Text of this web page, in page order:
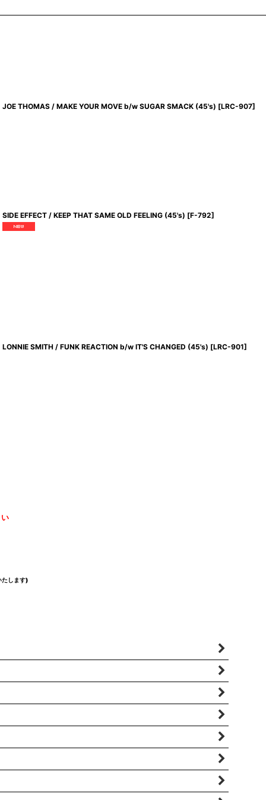
JOE THOMAS / MAKE YOUR MOVE b/w SUGAR SMACK (45's) [LRC-907]
SIDE EFFECT / KEEP THAT SAME OLD FEELING (45's) [F-792]
LONNIE SMITH / FUNK REACTION b/w IT'S CHANGED (45's) [LRC-901]
たします)